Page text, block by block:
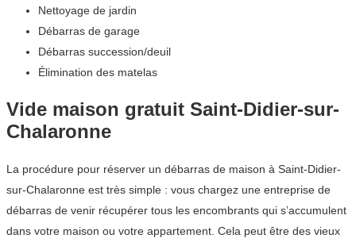
Nettoyage de jardin
Débarras de garage
Débarras succession/deuil
Élimination des matelas
Vide maison gratuit Saint-Didier-sur-
Chalaronne
La procédure pour réserver un débarras de maison à Saint-Didier-
sur-Chalaronne est très simple : vous chargez une entreprise de
débarras de venir récupérer tous les encombrants qui s’accumulent
dans votre maison ou votre appartement. Cela peut être des vieux